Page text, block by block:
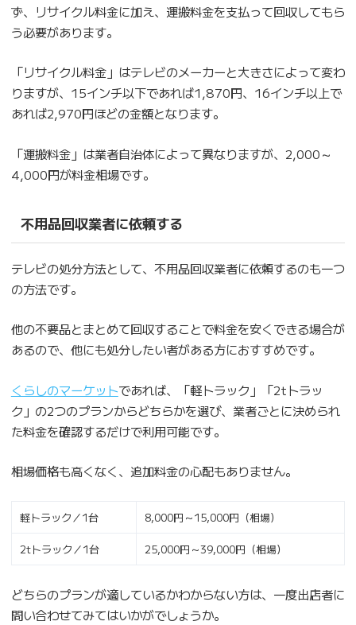
ず、リサイクル料金に加え、運搬料金を支払って回収してもら
う必要があります。
「リサイクル料金」はテレビのメーカーと大きさによって変わ
りますが、15インチ以下であれば1,870円、16インチ以上で
あれば2,970円ほどの金額となります。
「運搬料金」は業者自治体によって異なりますが、2,000～
4,000円が料金相場です。
不用品回収業者に依頼する
テレビの処分方法として、不用品回収業者に依頼するのも一つ
の方法です。
他の不要品とまとめて回収することで料金を安くできる場合が
あるので、他にも処分したい者がある方におすすめです。
くらしのマーケットであれば、「軽トラック」「2tトラッ
ク」の2つのプランからどちらかを選び、業者ごとに決められ
た料金を確認するだけで利用可能です。
相場価格も高くなく、追加料金の心配もありません。
軽トラック／1台 8,000円～15,000円（相場）
2tトラック／1台 25,000円～39,000円（相場）
どちらのプランが適しているかわからない方は、一度出店者に
問い合わせてみてはいかがでしょうか。